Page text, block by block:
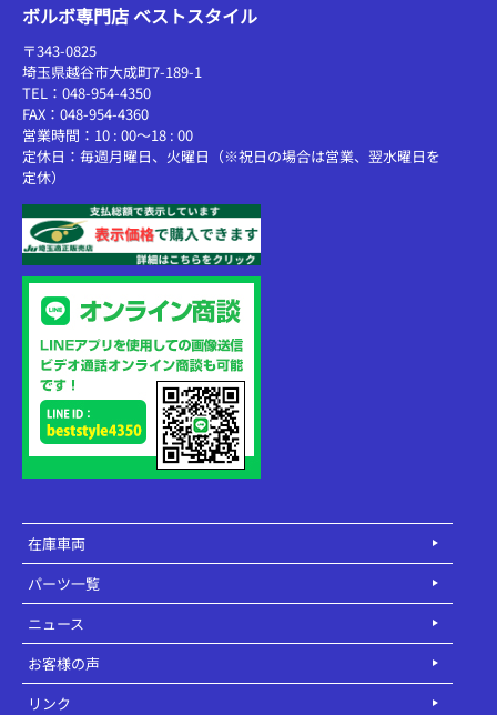
ボルボ専門店 ベストスタイル
〒343-0825
埼玉県越谷市大成町7-189-1
TEL：048-954-4350
FAX：048-954-4360
営業時間：10 : 00～18 : 00
定休日：毎週月曜日、火曜日（※祝日の場合は営業、翌水曜日を
定休）
在庫車両
パーツ一覧
ニュース
お客様の声
リンク